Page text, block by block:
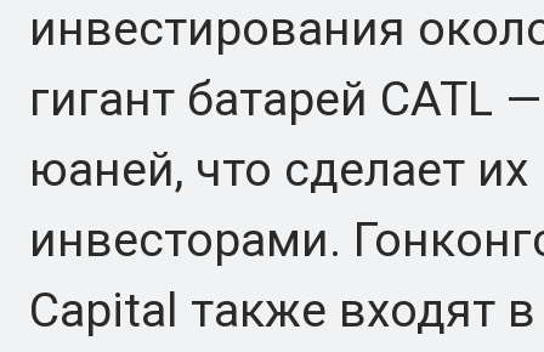
инвестирования
гигант батарей
юаней, что сделает
инвесторами.
Capital также входят